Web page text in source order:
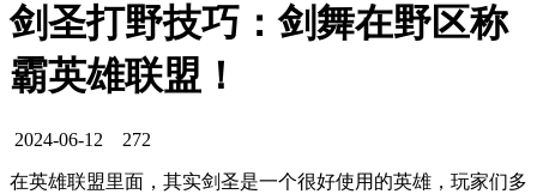
剑圣打野技巧：剑舞在野区称
霸英雄联盟！
2024-06-12 272
在英雄联盟里面，其实剑圣是一个很好使用的英雄，玩家们多